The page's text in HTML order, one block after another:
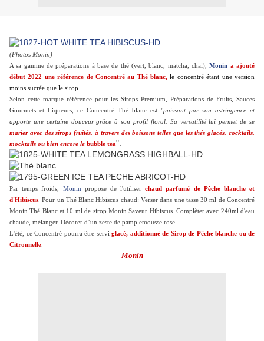
(Photos Monin)
A sa gamme de préparations à base de thé (vert, blanc, matcha, chaï),Monin a ajouté
début 2022 une référence de Concentré au Thé blanc,le concentré étant une version
moins sucrée que le sirop
Selon cette marque référence pour les Sirops Premium, Préparations de Fruits, Sauces
Gourmets et Liqueurs, ce Concentré Thé blanc est "puissant par son astringence et
apporte une certaine douceur grâce à son profil floral. Sa versatilité lui permet de se
marier avec des sirops fruités, à travers des boissons telles que les thés glacés, cocktails,
mocktails ou bien encore le bubble tea".
Par temps froids, Monin propose de l'utiliserchaud parfumé de Pêche blanche et
d'Hibiscus . Pour un Thé Blanc Hibiscus chaud: Verser dans une tasse 30 ml de Concentré
Monin Thé Blanc et 10 ml de sirop Monin Saveur Hibiscus. Complèter avec 240ml d'eau
chaude, mélanger. Décorer d’un zeste de pamplemousse rose.
L'été, ce Concentré pourra être servi glacé, additionné de Sirop de Pêche blanche ou de
Citronnelle
Monin